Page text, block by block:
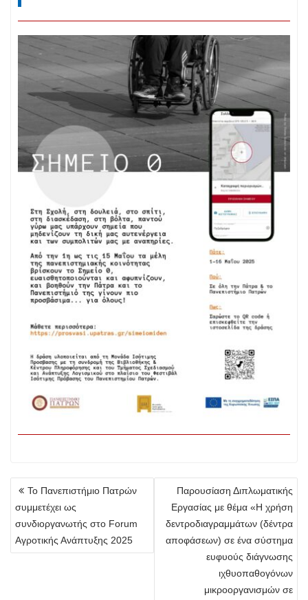
Πλοήγηση
Το Πανεπιστήμιο Πατρών
συμμετέχει ως
συνδιοργανωτής στο Forum
Αγροτικής Ανάπτυξης 2025
Παρουσίαση Διπλωματικής
Εργασίας με θέμα «Η χρήση
δεντροδιαγραμμάτων (δέντρα
αποφάσεων) σε ένα σύστημα
ευφυούς διάγνωσης
ιχθυοπαθογόνων
μικροοργανισμών σε